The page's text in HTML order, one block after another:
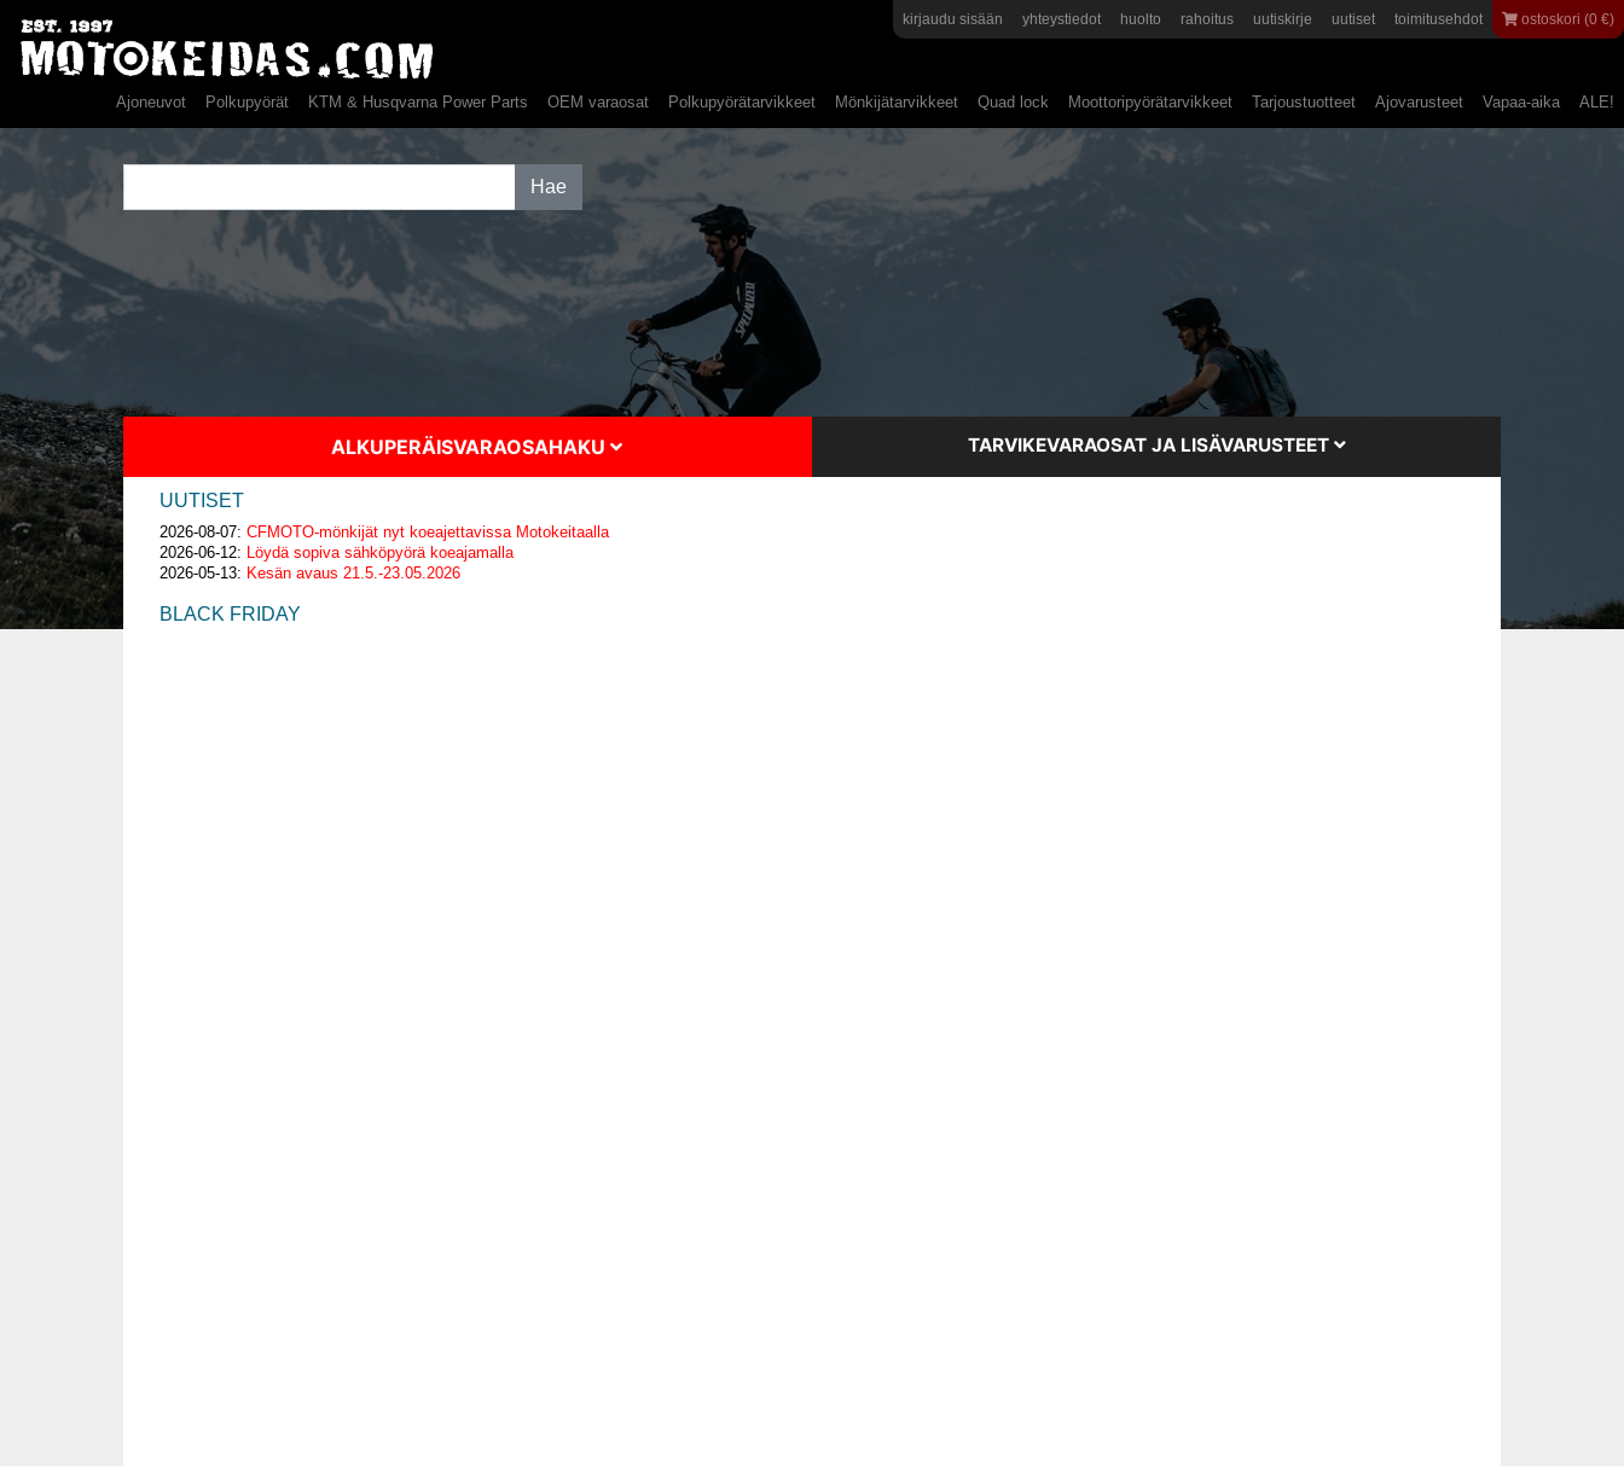
kirjaudu sisään yhteystiedot huolto rahoitus uutiskirje uutiset toimitusehdot ostoskori (0 €)
Ajoneuvot Polkupyörät KTM & Husqvarna Power Parts OEM varaosat Polkupyörätarvikkeet Mönkijätarvikkeet Quad lock Moottoripyörätarvikkeet Tarjoustuotteet Ajovarusteet Vapaa-aika ALE!
ALKUPERÄISVARAOSAHAKU TARVIKEVARAOSAT JA LISÄVARUSTEET
UUTISET
2026-08-07: CFMOTO-mönkijät nyt koeajettavissa Motokeitaalla
2026-06-12:
Löydä sopiva sähköpyörä koeajamalla
2026-05-13: Kesän avaus 21.5.-23.05.2026
BLACK FRIDAY